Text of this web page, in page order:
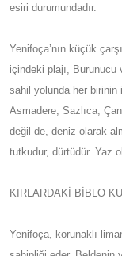
esiri durumundadır.
Yenifoça’nın küçük
içindeki plajı, Burunucu
sahil yolunda her birinin
Asmadere, Sazlıca,
değil de, deniz olarak
tutkudur, dürtüdür. Yaz
KIRLARDAKİ BİBLO
Yenifoça, korunaklı